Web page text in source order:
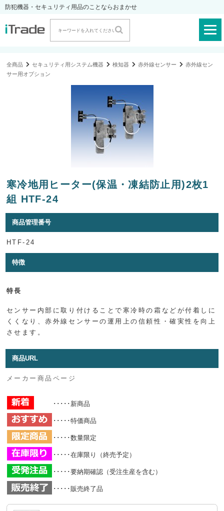
防犯機器・セキュリティ用品のことならおまかせ
全商品 セキュリティ用システム機器 検知器 赤外線センサー
赤外線セン
サー用オプション
寒冷地用ヒーター(保温・凍結防止用)2枚1
組 HTF-24
商品管理番号
HTF-24
特徴
特長
センサー内部に取り付けることで寒冷時の霜などが付着しに
くくなり、赤外線センサーの運用上の信頼性・確実性を向上
させます。
商品URL
メーカー商品ページ
･････新商品
･････特価商品
･････数量限定
･････在庫限り（終売予定）
･････要納期確認（受注生産を含む）
･････販売終了品